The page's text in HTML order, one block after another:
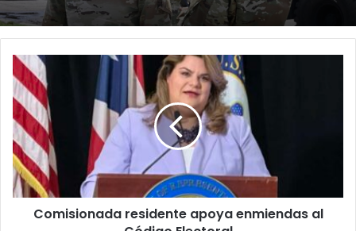
Comisionada
residente
apoya
enmiendas
al
Código
Electoral
Comisionada residente apoya enmiendas al